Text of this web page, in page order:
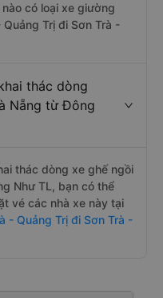
có loại xe giường
Trị đi Sơn Trà -
thác dòng
Nẵng từ Đông
thác dòng xe ghế ngồi
Như TL, bạn có thể
vé các nhà xe này tại
- Quảng Trị đi Sơn Trà -